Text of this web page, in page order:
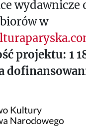
wydawnicze
w
projektu: 1